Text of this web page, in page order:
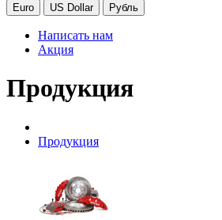
Euro US Dollar Рубль
Написать нам
Акция
Продукция
Продукция